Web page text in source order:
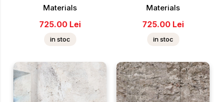
Materials
725.00 Lei
in stoc
Materials
725.00 Lei
in stoc